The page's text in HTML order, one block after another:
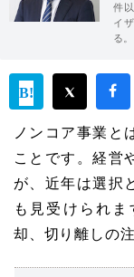
件
イ
る。
ノンコア事業と
ことです。経営
が、近年は選択
も見受けられ
却、切り離しの